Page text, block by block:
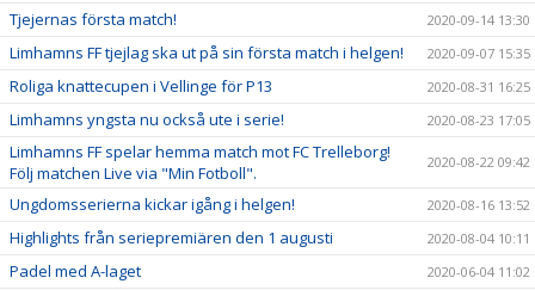
Tjejernas första match! 2020-09-14 13:30
Limhamns FF tjejlag ska ut på sin första match i helgen! 2020-09-07 15:35
Roliga knattecupen i Vellinge för P13 2020-08-31 16:25
Limhamns yngsta nu också ute i serie! 2020-08-23 17:05
Limhamns FF spelar hemma match mot FC Trelleborg!
Följ matchen Live via "Min Fotboll".
2020-08-22 09:42
Ungdomsserierna kickar igång i helgen! 2020-08-16 13:52
Highlights från seriepremiären den 1 augusti 2020-08-04 10:11
Padel med A-laget 2020-06-04 11:02